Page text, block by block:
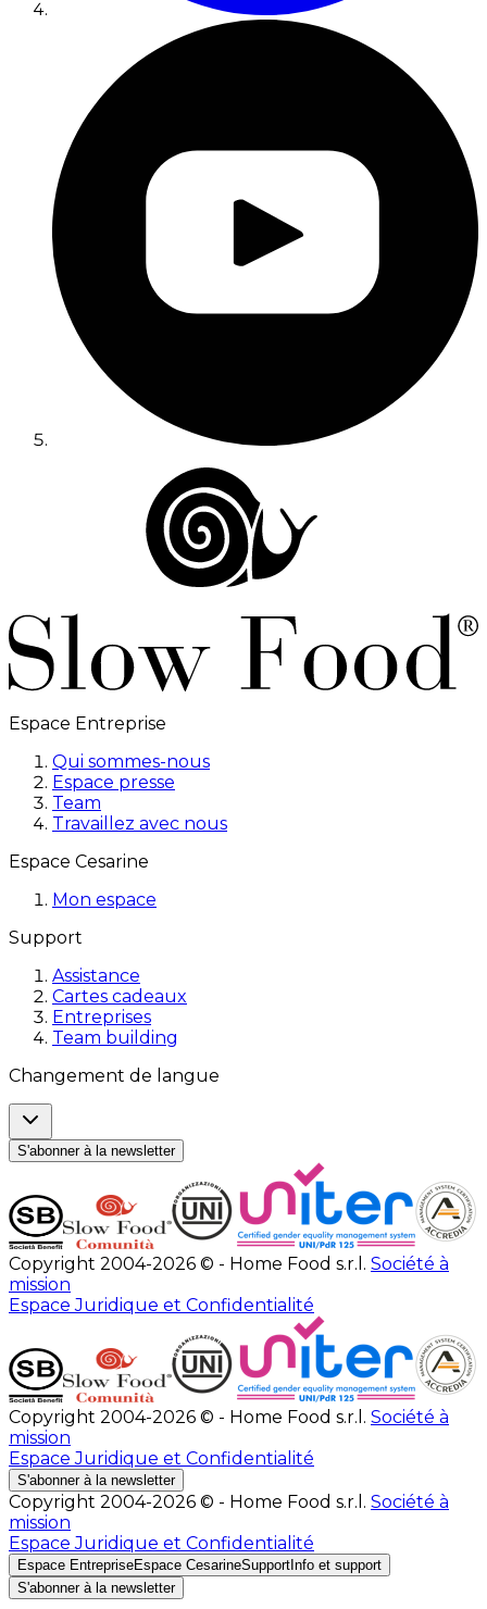
Espace Entreprise
Qui sommes-nous
Espace presse
Team
Travaillez avec nous
Espace Cesarine
Mon espace
Support
Assistance
Cartes cadeaux
Entreprises
Team building
Changement de langue
S'abonner à la newsletter
Copyright 2004-2026 © - Home Food s.r.l. Société à
mission
Espace Juridique et Confidentialité
Copyright 2004-2026 © - Home Food s.r.l. Société à
mission
Espace Juridique et Confidentialité
S'abonner à la newsletter
Copyright 2004-2026 © - Home Food s.r.l. Société à
mission
Espace Juridique et Confidentialité
Espace EntrepriseEspace CesarineSupport Info et support
S'abonner à la newsletter